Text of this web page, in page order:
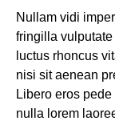
Nullam vidi
fringilla
luctus rhoncus
nisi sit aenean
Libero eros
nulla lorem